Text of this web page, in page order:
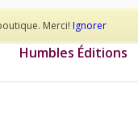
Merci! Ignorer
Humbles Éditions